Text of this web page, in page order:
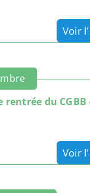
Voir
du CGBB
Voir